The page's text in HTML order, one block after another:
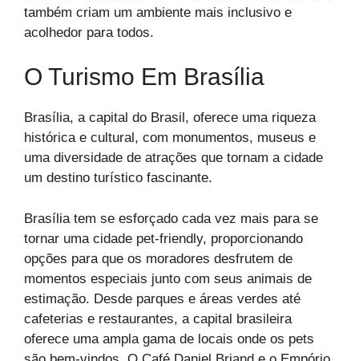
também criam um ambiente mais inclusivo e
acolhedor para todos.
O Turismo Em Brasília
Brasília, a capital do Brasil, oferece uma riqueza
histórica e cultural, com monumentos, museus e
uma diversidade de atrações que tornam a cidade
um destino turístico fascinante.
Brasília tem se esforçado cada vez mais para se
tornar uma cidade pet-friendly, proporcionando
opções para que os moradores desfrutem de
momentos especiais junto com seus animais de
estimação. Desde parques e áreas verdes até
cafeterias e restaurantes, a capital brasileira
oferece uma ampla gama de locais onde os pets